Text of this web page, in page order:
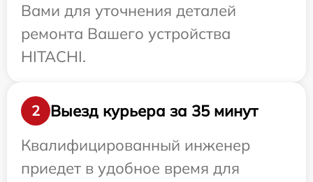
Вами для уточнения деталей
ремонта Вашего устройства
HITACHI.
2
Выезд курьера за 35 минут
Квалифицированный инженер
приедет в удобное время для